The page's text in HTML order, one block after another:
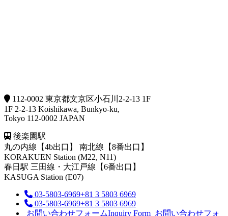
112-0002 東京都文京区小石川2-2-13 1F
1F 2-2-13 Koishikawa, Bunkyo-ku,
Tokyo 112-0002 JAPAN
後楽園駅
丸の内線【4b出口】 南北線【8番出口】
KORAKUEN Station (M22, N11)
春日駅 三田線・大江戸線【6番出口】
KASUGA Station (E07)
03-5803-6969+81 3 5803 6969
03-5803-6969+81 3 5803 6969
お問い合わせフォームInquiry Form お問い合わせフォ